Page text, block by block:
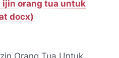
ijin orang tua untuk
docx)